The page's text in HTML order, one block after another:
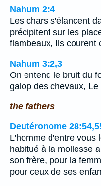
Nahum 2:4
Les chars s'élancent
précipitent sur les
flambeaux, Ils courent
Nahum 3:2,3
On entend le bruit du
galop des chevaux,
the fathers
Deutéronome
L'homme d'entre vous
habitué à la mollesse
son frère, pour la
pour ceux de ses